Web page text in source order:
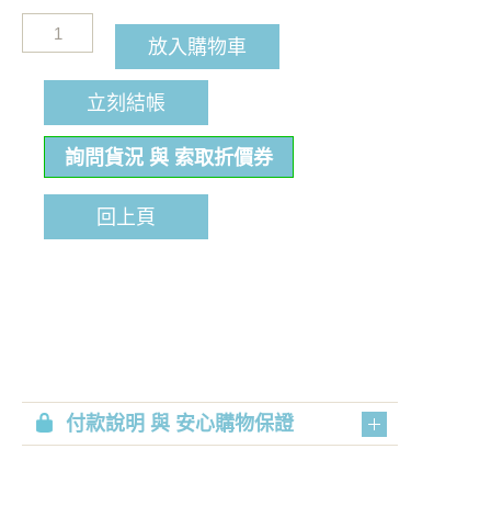
放入購物車
立刻結帳
詢問貨況 與 索取折價券
回上頁
付款說明 與 安心購物保證